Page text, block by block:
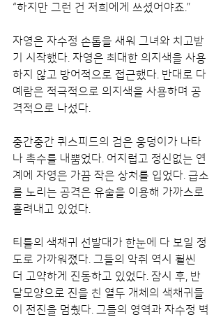
“하지만 그런 건 저희에게 쓰셨어야죠.”
자영은 자수정 손톱을 새워 그녀와 치고받
기 시작했다. 자영은 최대한 의지색을 사용
하지 않고 방어적으로 접근했다. 반대로 다
예람은 적극적으로 의지색을 사용하며 공
격적으로 나섰다.
중간중간 퀴스피드의 검은 웅덩이가 나타
나 촉수를 내뿜었다. 어지럽고 정신없는 연
계에 자영은 가끔 작은 상처를 입었다. 급소
를 노리는 공격은 유술을 이용해 가까스로
흘려내고 있었다.
티틀의 색채귀 선발대가 한눈에 다 보일 정
도로 가까워졌다. 그들의 악취 역시 훨씬
더 고약하게 진동하고 있었다. 잠시 후, 반
달모양으로 진을 친 열두 개체의 색채귀들
이 전진을 멈췄다. 그들의 영역과 자수정 벽